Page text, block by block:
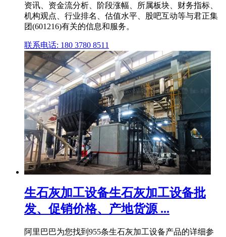
资讯、资金流分析、阶段涨幅、所属板块、财务指标、
机构观点、行业排名、估值水平、股吧互动等与君正集
团(601216)有关的信息和服务。
联系电话: 180 3780 8511
生石灰加工设备生石灰加工设备批
发、促销价格、产地货源 ...
阿里巴巴为您找到955条生石灰加工设备产品的详细参